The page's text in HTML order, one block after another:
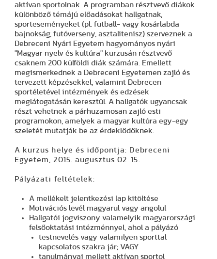
aktívan sportolnak. A programban résztvevő diákok
különböző témájú előadásokat hallgatnak,
sporteseményeket (pl. futball- vagy kosárlabda
bajnokság, futóverseny, asztalitenisz) szerveznek a
Debreceni Nyári Egyetem hagyományos nyári
"Magyar nyelv és kultúra" kurzusán résztvevő
csaknem 200 külföldi diák számára. Emellett
megismerkednek a Debreceni Egyetemen zajló és
tervezett képzésekkel, valamint Debrecen
sportéletével intézmények és edzések
meglátogatásán keresztül. A hallgatók ugyancsak
részt vehetnek a párhuzamosan zajló esti
programokon, amelyek a magyar kultúra egy-egy
szeletét mutatják be az érdeklődőknek.
A kurzus helye és időpontja: Debreceni
Egyetem, 2015. augusztus 02-15.
Pályázati feltételek:
A mellékelt jelentkezési lap kitöltése
Motivációs levél magyarul vagy angolul
Hallgatói jogviszony valamelyik magyarországi
felsőoktatási intézménnyel, ahol a pályázó
testnevelés vagy valamilyen sporttal
kapcsolatos szakra jár; VAGY
tanulmányai mellett aktívan sportol